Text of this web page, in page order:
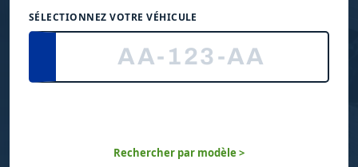
SÉLECTIONNEZ VOTRE VÉHICULE
Rechercher par modèle >